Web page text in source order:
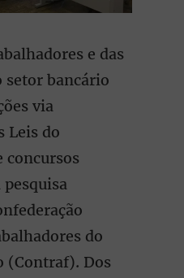
e das
setor bancário
via
Leis do
concursos
do
(Contraf). Dos